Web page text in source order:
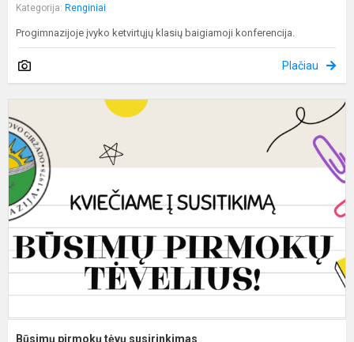
Kategorija: Renginiai
Progimnazijoje įvyko ketvirtųjų klasių baigiamoji konferencija.
Plačiau
Būsimų pirmokų tėvų susirinkimas